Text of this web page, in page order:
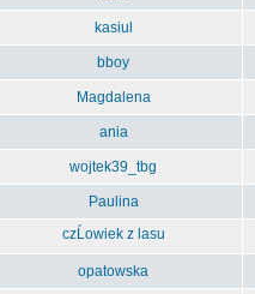
kasiul
bboy
Magdalena
ania
wojtek39_tbg
Paulina
czĹowiek z lasu
opatowska